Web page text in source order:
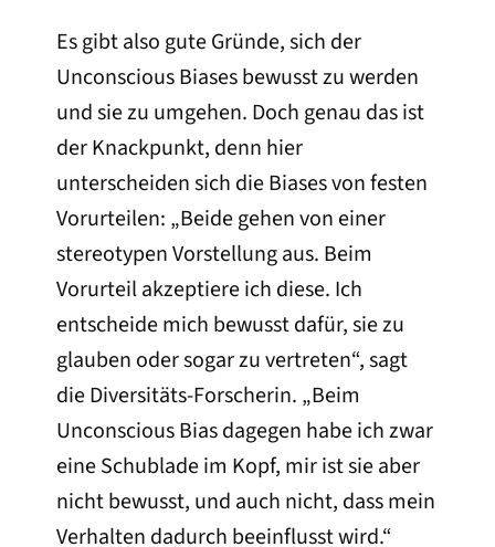
Es gibt also gute Gründe, sich der
Unconscious Biases bewusst zu werden
und sie zu umgehen. Doch genau das ist
der Knackpunkt, denn hier
unterscheiden sich die Biases von festen
Vorurteilen: „Beide gehen von einer
stereotypen Vorstellung aus. Beim
Vorurteil akzeptiere ich diese. Ich
entscheide mich bewusst dafür, sie zu
glauben oder sogar zu vertreten“, sagt
die Diversitäts-Forscherin. „Beim
Unconscious Bias dagegen habe ich zwar
eine Schublade im Kopf, mir ist sie aber
nicht bewusst, und auch nicht, dass mein
Verhalten dadurch beeinflusst wird.“